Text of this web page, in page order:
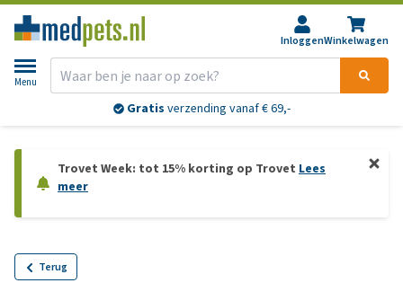
InloggenWinkelwagen
Menu
Gratis verzending vanaf € 69,-
Trovet Week: tot 15% korting op Trovet Lees
meer
Terug